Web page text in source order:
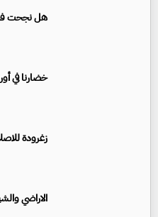
هل نجحت
خضارنا في
زغرودة
الاراضي